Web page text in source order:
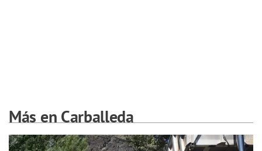
Más en Carballeda